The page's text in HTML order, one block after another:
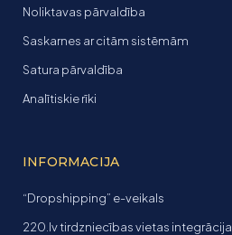
Noliktavas pārvaldība
Saskarnes ar citām sistēmām
Satura pārvaldība
Analītiskie rīki
INFORMACIJA
“Dropshipping” e-veikals
220.lv tirdzniecības vietas integrācija